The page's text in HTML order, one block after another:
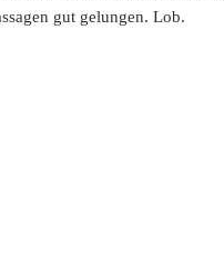
gut gelungen. Lob.